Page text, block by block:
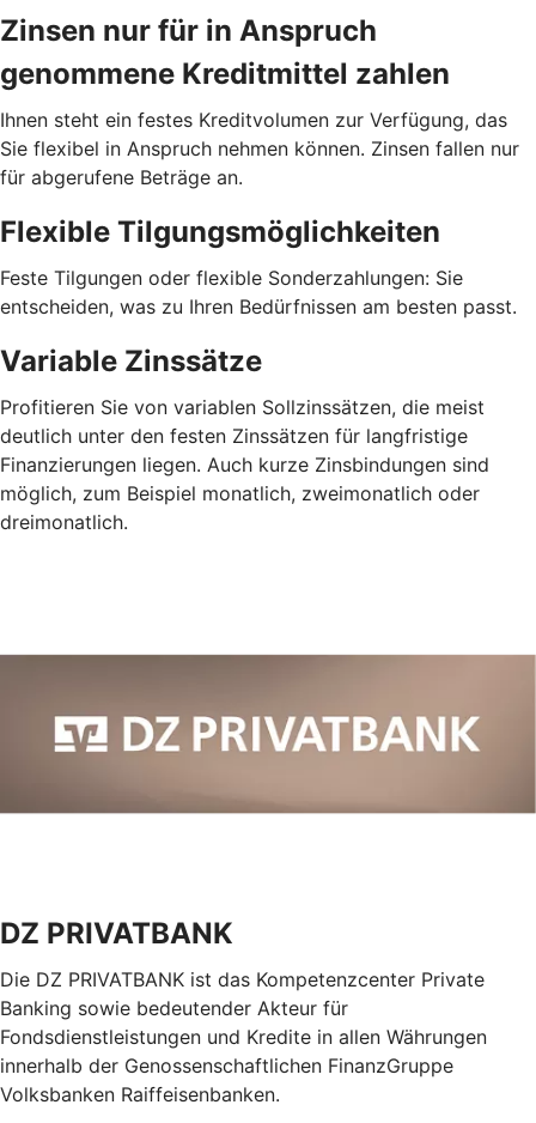
Zinsen nur für in Anspruch
genommene Kreditmittel zahlen
Ihnen steht ein festes Kreditvolumen zur Verfügung, das
Sie flexibel in Anspruch nehmen können. Zinsen fallen nur
für abgerufene Beträge an.
Flexible Tilgungsmöglichkeiten
Feste Tilgungen oder flexible Sonderzahlungen: Sie
entscheiden, was zu Ihren Bedürfnissen am besten passt.
Variable Zinssätze
Profitieren Sie von variablen Sollzinssätzen, die meist
deutlich unter den festen Zinssätzen für langfristige
Finanzierungen liegen. Auch kurze Zinsbindungen sind
möglich, zum Beispiel monatlich, zweimonatlich oder
dreimonatlich.
DZ PRIVATBANK
Die DZ PRIVATBANK ist das Kompetenzcenter Private
Banking sowie bedeutender Akteur für
Fondsdienstleistungen und Kredite in allen Währungen
innerhalb der Genossenschaftlichen FinanzGruppe
Volksbanken Raiffeisenbanken.